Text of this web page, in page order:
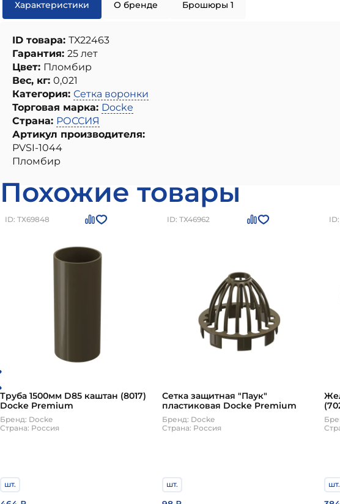
Характеристики О бренде Брошюры 1
ID товара: ТХ22463
Гарантия: 25 лет
Цвет: Пломбир
Вес, кг: 0,021
Категория: Сетка воронки
Торговая марка: Docke
Страна: РОССИЯ
Артикул производителя:
PVSI-1044
Пломбир
Похожие товары
ID: ТХ69848
Труба 1500мм D85 каштан (8017)
Docke Premium
Бренд: Docke
Страна: Россия
шт.
ID: ТХ46962
Сетка защитная "Паук"
пластиковая Docke Premium
Бренд: Docke
Страна: Россия
шт. шт.